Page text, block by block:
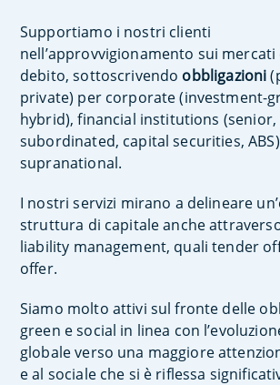
Supportiamo i nostri clienti
nell’approvvigionamento sui
debito, sottoscrivendo obbligazioni
private) per corporate (investment-
hybrid), financial institutions (senior,
subordinated, capital securities,
supranational.
I nostri servizi mirano a delineare
struttura di capitale anche
liability management, quali tender
offer.
Siamo molto attivi sul fronte delle
green e social in linea con
globale verso una maggiore
e al sociale che si è riflessa